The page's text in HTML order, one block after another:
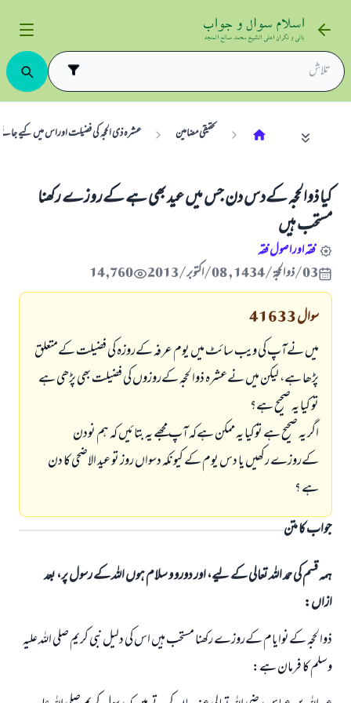
تحقیقی مضامین عشرہ ذی الحجہ کی فضیلت اوراس میں کیے
كيا ذوالحجہ كےدس دن جس ميں عيد بھي ہے كےروزے ركھنا
مستحب ہيں
فقہ اور اصول فقہ
03/ذو الحجة/1434 , 08/اکتوبر/2013
14,760
سوال41633
ميں نےآپ كي ويب سائٹ ميں يوم عرفہ كےروزہ كي فضيلت كےمتعلق
پڑھا ہے، ليكن ميں نےعشرہ ذوالحجہ كےروزوں كي فضيلت بھي پڑھي ہے
تو كيا يہ صحيح ہے؟
اگر يہ صحيح ہے توكيا يہ ممكن ہےكہ آپ مجھے يہ بتائيں كہ ہم نودن
كےروزے ركھيں يا دس يوم كے كيونكہ دسواں روز تو عيد الاضحي كا دن
ہے ؟
جواب کا متن
ہمہ قسم کی حمد اللہ تعالی کے لیے، اور دورو و سلام ہوں اللہ کے رسول پر، بعد
ازاں:
ذوالحجہ كےنوايام كےروزے ركھنا مستحب ہيں اس كي دليل نبي كريم صلي اللہ عليہ
وسلم كا فرمان ہے: